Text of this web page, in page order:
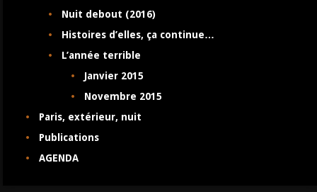
Nuit debout (2016)
Histoires d’elles, ça continue…
L’année terrible
Janvier 2015
Novembre 2015
Paris, extérieur, nuit
Publications
AGENDA